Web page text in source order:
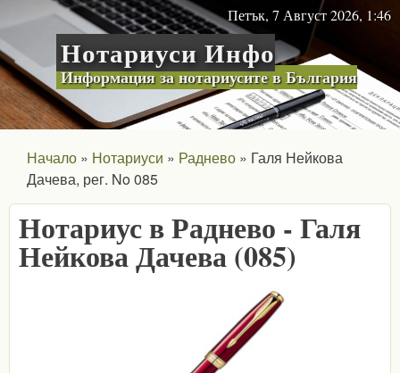
Skip to main content
Нотариуси Инфо
Информация за нотариусите в България
Петък, 7 Август 2026, 1:46
Начало Нотариуси Раднево
Галя Нейкова
Дачева, рег. No 085
Нотариус в Раднево - Галя
Нейкова Дачева (085)